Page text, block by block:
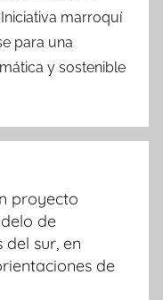
marroquí
para una
y sostenible
proyecto
de
sur, en
de